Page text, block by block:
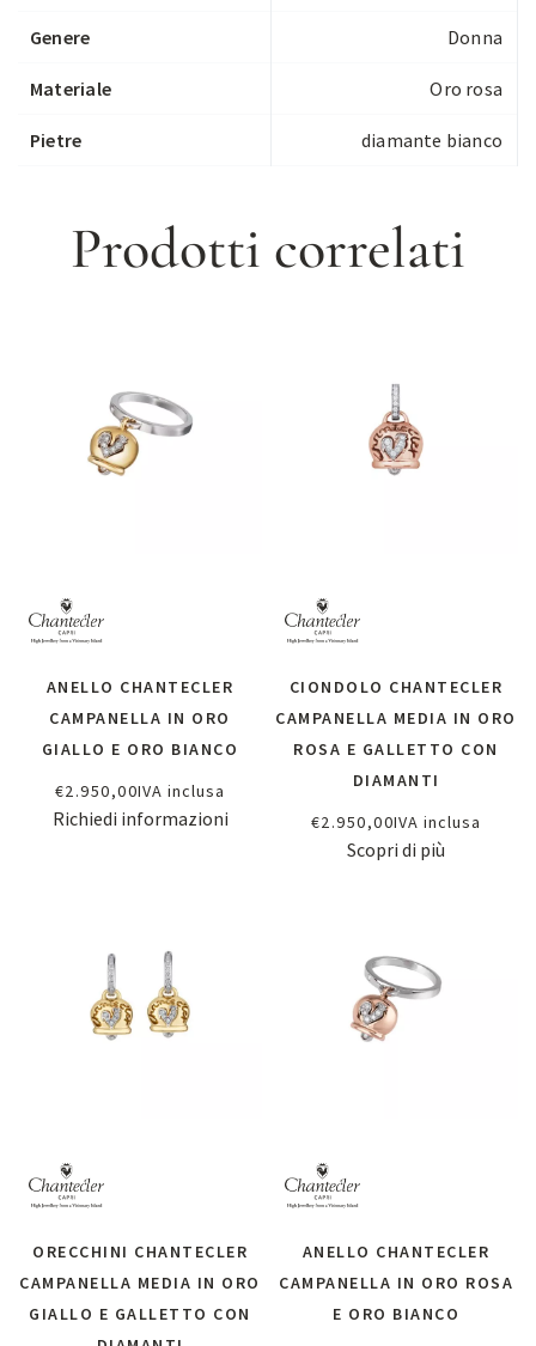
Genere Donna
Materiale Oro rosa
Pietre diamante bianco
Prodotti correlati
ANELLO CHANTECLER
CAMPANELLA IN ORO
GIALLO E ORO BIANCO
€2.950,00IVA inclusa
Richiedi informazioni
CIONDOLO CHANTECLER
CAMPANELLA MEDIA IN ORO
ROSA E GALLETTO CON
DIAMANTI
€2.950,00IVA inclusa
Scopri di più
ORECCHINI CHANTECLER
CAMPANELLA MEDIA IN ORO
GIALLO E GALLETTO CON
ANELLO CHANTECLER
CAMPANELLA IN ORO ROSA
E ORO BIANCO